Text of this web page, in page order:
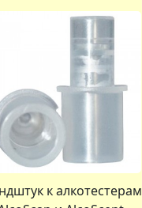
к алкотестерам